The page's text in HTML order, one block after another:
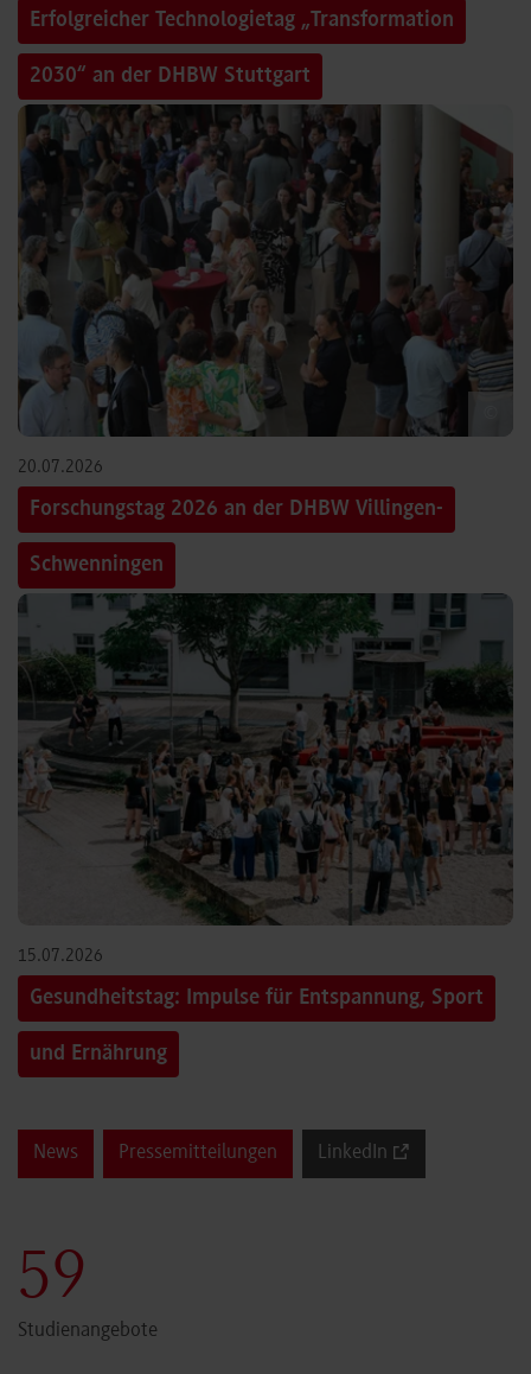
Erfolgreicher Technologietag „Transformation
2030“ an der DHBW Stuttgart
20.07.2026
Forschungstag 2026 an der DHBW Villingen-
Schwenningen
15.07.2026
Gesundheitstag: Impulse für Entspannung, Sport
und Ernährung
News Pressemitteilungen LinkedIn
60
Studienangebote